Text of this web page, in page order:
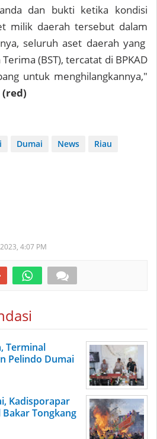
dan bukti ketika kondisi
milik daerah tersebut dalam
seluruh aset daerah yang
(BST), tercatat di BPKAD
untuk menghilangkannya,"
(red)
Dumai News Riau
4:07 PM
Terminal
Pelindo Dumai
Kadisporapar
Tongkang